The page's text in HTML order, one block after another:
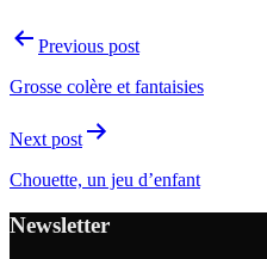
Previous post
Grosse colère et fantaisies
Next post
Chouette, un jeu d’enfant
Newsletter